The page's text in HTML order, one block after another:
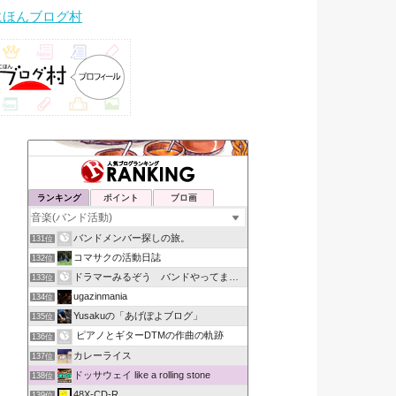
ほんブログ村
ランキング ポイント ブロ画
131位 バンドメンバー探しの旅。
132位 コマサクの活動日誌
133位 ドラマーみるぞう バンドやってまするぅ
134位 ugazinmania
135位 Yusakuの「あげぽよブログ」
136位 ピアノとギターDTMの作曲の軌跡
137位 カレーライス
138位 ドッサウェイ like a rolling stone